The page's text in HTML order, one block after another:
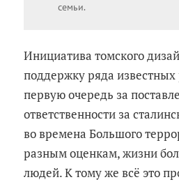
семьи.
Инициатива томского
поддержку ряда
первую очередь за
ответственности за
во времена Большого
разным оценкам, жизни
людей. К тому же всё это